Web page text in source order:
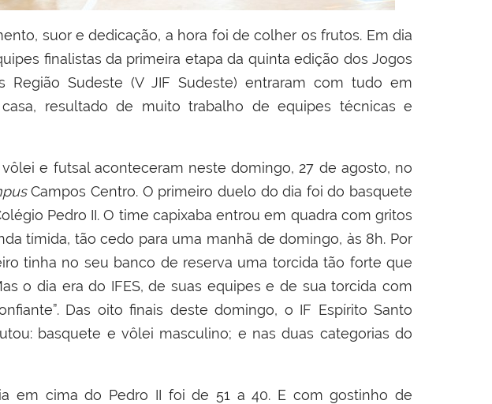
suor e dedicação, a hora foi de colher os frutos. Em dia
finalistas da primeira etapa da quinta edição dos Jogos
Região Sudeste (V JIF Sudeste) entraram com tudo em
resultado de muito trabalho de equipes técnicas e
e futsal aconteceram neste domingo, 27 de agosto, no
Campos Centro. O primeiro duelo do dia foi do basquete
Pedro II. O time capixaba entrou em quadra com gritos
tímida, tão cedo para uma manhã de domingo, às 8h. Por
tinha no seu banco de reserva uma torcida tão forte que
o dia era do IFES, de suas equipes e de sua torcida com
Das oito finais deste domingo, o IF Espírito Santo
basquete e vôlei masculino; e nas duas categorias do
em cima do Pedro II foi de 51 a 40. E com gostinho de